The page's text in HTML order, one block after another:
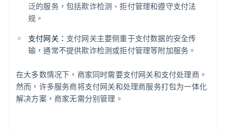
泛的服务，包括欺诈检测、拒付管理和遵守支付法
规。
支付网关： 支付网关主要侧重于支付数据的安全传
输，通常不提供欺诈检测或拒付管理等附加服务。
在大多数情况下，商家同时需要支付网关和支付处理商。
然而，许多服务商将支付网关和处理商服务打包为一体化
解决方案，商家无需分别管理。